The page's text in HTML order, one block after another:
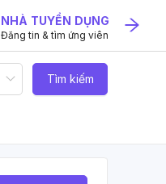
NHÀ TUYỂN DỤNG
Đăng tin & tìm ứng viên
Tìm kiếm